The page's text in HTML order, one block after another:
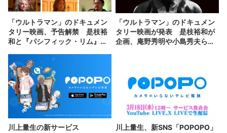
「ウルトラマン」のドキュメン
タリー映画、予告解禁 是枝裕
和と『パシフィック・リム』監
「ウルトラマン」のドキュメン
タリー映画が発表 是枝裕和が
企画、庵野秀明や小島秀夫らが
川上量生の新サービス
川上量生、新SNS「POPOPO」